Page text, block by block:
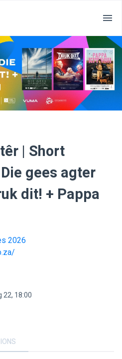
| Short
gees agter
dit! + Pappa
2026
22, 18:00